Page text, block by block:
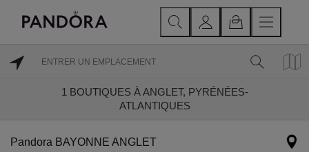
1 BOUTIQUES À ANGLET, PYRÉNÉES-
ATLANTIQUES
Pandora BAYONNE ANGLET